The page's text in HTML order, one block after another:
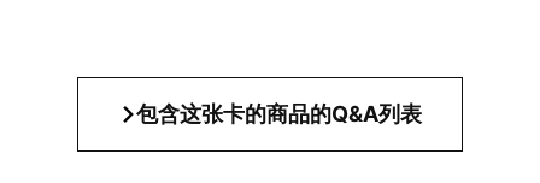
包含这张卡的商品的Q&A列表